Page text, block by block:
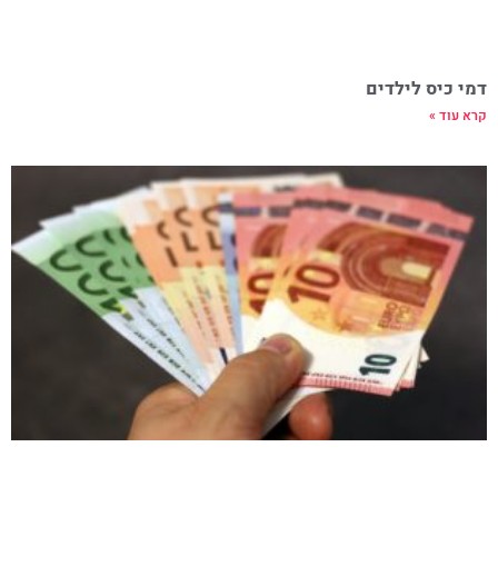
דמי כיס לילדים
קרא עוד »